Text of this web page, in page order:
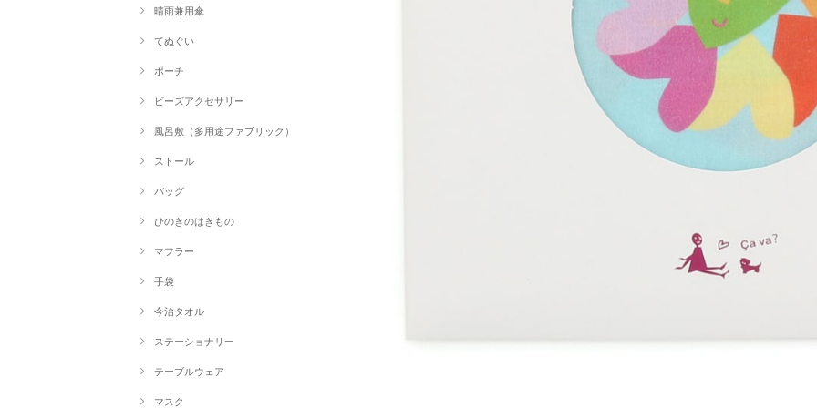
晴雨兼用傘
てぬぐい
ポーチ
ビーズアクセサリー
風呂敷（多用途ファブリック）
ストール
バッグ
ひのきのはきもの
マフラー
手袋
今治タオル
ステーショナリー
テーブルウェア
マスク